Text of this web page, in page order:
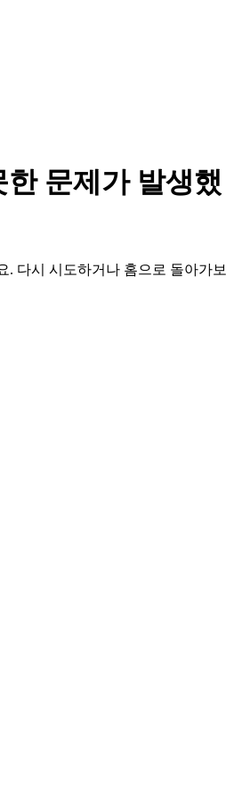
문제가 발생했
. 다시 시도하거나 홈으로 돌아가보